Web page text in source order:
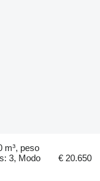
m³, peso
3, Modo
€ 20.650